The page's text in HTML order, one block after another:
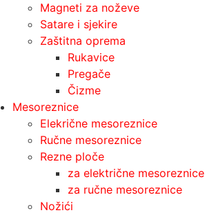
Magneti za noževe
Satare i sjekire
Zaštitna oprema
Rukavice
Pregače
Čizme
Mesoreznice
Elekrične mesoreznice
Ručne mesoreznice
Rezne ploče
za električne mesoreznice
za ručne mesoreznice
Nožići